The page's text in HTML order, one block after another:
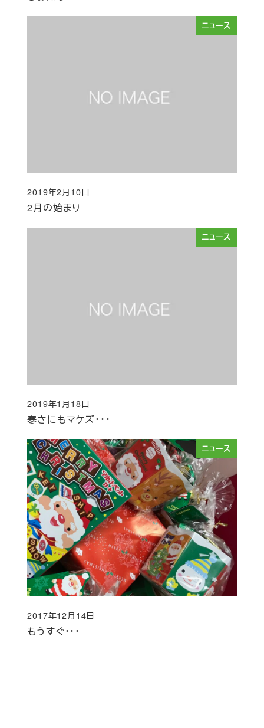
ニュース
2月の始まり
投稿日
2019年2月10日
ニュース
寒さにもマケズ・・・
投稿日
2019年1月18日
ニュース
もうすぐ・・・
投稿日
2017年12月14日